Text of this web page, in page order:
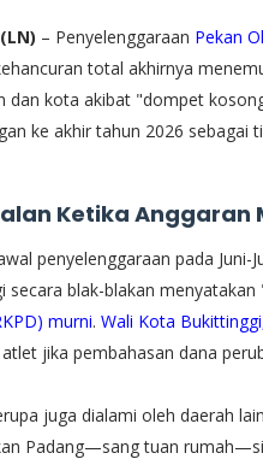
– Penyelenggaraan Pekan
total akhirnya
dan kota akibat "dompet
ke akhir tahun 2026 sebagai
Ketika Anggaran
penyelenggaraan pada
secara blak-blakan
murni. Wali Kota
jika pembahasan dana
juga dialami oleh daerah
Padang—sang tuan